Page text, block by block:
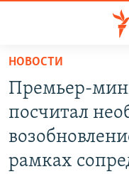
Перейти
основному
содержанию
Перейти
основной
НОВОСТИ
ПОЛИТИКА
НОВОСТИ
Премьер-
посчитал
рамках